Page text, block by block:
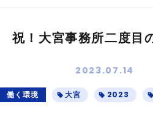
祝！大宮事務所二度目
2023.07.14
働く環境 大宮 2023